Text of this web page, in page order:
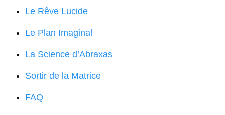
Le Rêve Lucide
Le Plan Imaginal
La Science d’Abraxas
Sortir de la Matrice
FAQ